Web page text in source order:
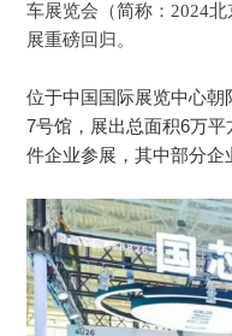
车展览会（简称：2024北
展重磅回归。
位于中国国际展览中心
7号馆，展出总面积6万
件企业参展，其中部分企